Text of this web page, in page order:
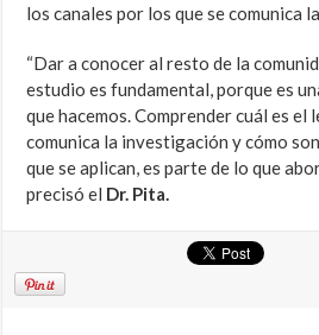
los canales por los que se comunica
“Dar a conocer al resto de la
estudio es fundamental, porque es
que hacemos. Comprender cuál es el
comunica la investigación y cómo
que se aplican, es parte de lo que
precisó el Dr. Pita.